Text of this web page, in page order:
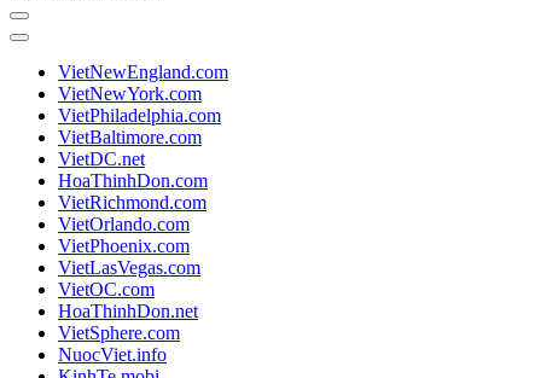
VietNewEngland.com
VietNewYork.com
VietPhiladelphia.com
VietBaltimore.com
VietDC.net
HoaThinhDon.com
VietRichmond.com
VietOrlando.com
VietPhoenix.com
VietLasVegas.com
VietOC.com
HoaThinhDon.net
VietSphere.com
NuocViet.info